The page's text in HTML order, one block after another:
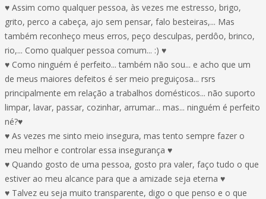
♥ Assim como qualquer pessoa, às vezes me estresso, brigo,
grito, perco a cabeça, ajo sem pensar, falo besteiras,... Mas
também reconheço meus erros, peço desculpas, perdôo, brinco,
rio,... Como qualquer pessoa comum... :) ♥
♥ Como ninguém é perfeito... também não sou... e acho que um
de meus maiores defeitos é ser meio preguiçosa... rsrs
principalmente em relação a trabalhos domésticos... não suporto
limpar, lavar, passar, cozinhar, arrumar... mas... ninguém é perfeito
né?♥
♥ As vezes me sinto meio insegura, mas tento sempre fazer o
meu melhor e controlar essa insegurança ♥
♥ Quando gosto de uma pessoa, gosto pra valer, faço tudo o que
estiver ao meu alcance para que a amizade seja eterna ♥
♥ Talvez eu seja muito transparente, digo o que penso e o que